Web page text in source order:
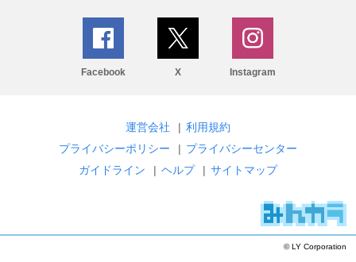
Facebook X Instagram
運営会社 | 利用規約
プライバシーポリシー
| プライバシーセンター
ガイドライン
| ヘルプ | サイトマップ
© LY Corporation